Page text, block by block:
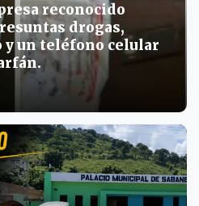
reconocido
drogas,
un teléfono celular